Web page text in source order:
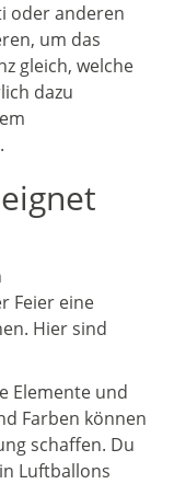
oder anderen
um das
gleich, welche
dazu
Feier eine
Hier sind
Elemente und
Farben können
schaffen. Du
Luftballons